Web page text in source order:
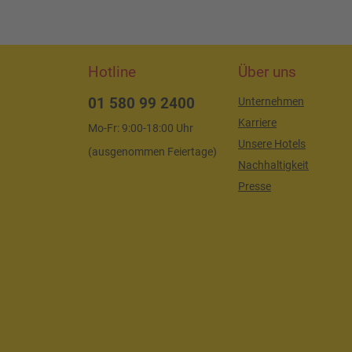
Hotline
01 580 99 2400
Mo-Fr: 9:00-18:00 Uhr
(ausgenommen Feiertage)
Über uns
Unternehmen
Karriere
Unsere Hotels
Nachhaltigkeit
Presse